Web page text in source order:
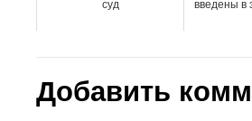
суд
введены в
Добавить